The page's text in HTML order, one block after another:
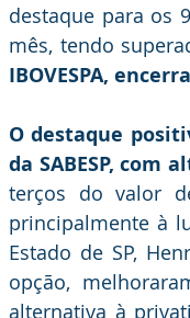
destaque para os
mês, tendo
IBOVESPA,
O destaque
da SABESP, com
terços do valor
principalmente à
Estado de SP,
opção,
alternativa à